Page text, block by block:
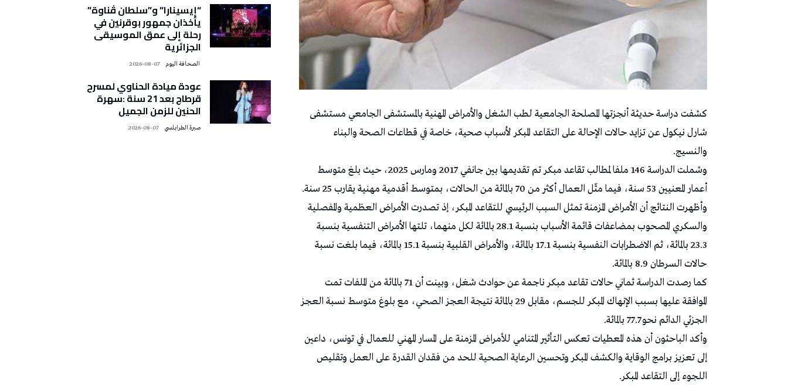
كشفت دراسة حديثة أنجزتها المصلحة الجامعية لطب الشغل والأمراض المهنية بالمستشفى الجامعي مستشفى
شارل نيكول عن تزايد حالات الإحالة على التقاعد المبكر لأسباب صحية، خاصة في قطاعات الصحة والبناء
والنسيج.
وشملت الدراسة 146 ملفا لمطالب تقاعد مبكر تم تقديمها بين جانفي 2017 ومارس 2025، حيث بلغ متوسط
أعمار المعنيين 53 سنة، فيما مثّل العمال أكثر من 70 بالمائة من الحالات، بمتوسط أقدمية مهنية يقارب 25 سنة.
وأظهرت النتائج أن الأمراض المزمنة تمثل السبب الرئيسي للتقاعد المبكر، إذ تصدرت الأمراض العظمية والمفصلية
والسكري المصحوب بمضاعفات قائمة الأسباب بنسبة 28.1 بالمائة لكل منهما، تلتها الأمراض التنفسية بنسبة
23.3 بالمائة، ثم الاضطرابات النفسية بنسبة 17.1 بالمائة، والأمراض القلبية بنسبة 15.1 بالمائة، فيما بلغت نسبة
حالات السرطان 8.9 بالمائة.
كما رصدت الدراسة ثماني حالات تقاعد مبكر ناجمة عن حوادث شغل، وبينت أن 71 بالمائة من الملفات تمت
الموافقة عليها بسبب الإنهاك المبكر للجسم، مقابل 29 بالمائة نتيجة العجز الصحي، مع بلوغ متوسط نسبة العجز
الجزئي الدائم نحو 77.7 بالمائة.
وأكد الباحثون أن هذه المعطيات تعكس التأثير المتنامي للأمراض المزمنة على المسار المهني للعمال في تونس، داعين
إلى تعزيز برامج الوقاية والكشف المبكر وتحسين الرعاية الصحية للحد من فقدان القدرة على العمل وتقليص
اللجوء إلى التقاعد المبكر.
“إيسينارا” و”سلطان ڤناوة”
يأخذان جمهور بوقرنين في
رحلة إلى عمق الموسيقى
الجزائرية
2026-08-07
عودة ميادة الحناوي لمسرح
قرطاج بعد 21 سنة :سهرة
الحنين للزمن الجميل
صبرة الطرابلسي 2026-08-07